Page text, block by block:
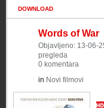
DOWNLOAD
Words of War
Objavljeno: 13-06-
pregleda
0 komentara
in Novi filmovi